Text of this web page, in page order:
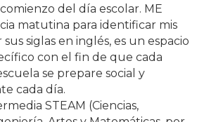
del día escolar. ME
matutina para identificar mis
siglas en inglés, es un espacio
con el fin de que cada
se prepare social y
cada día.
STEAM (Ciencias,